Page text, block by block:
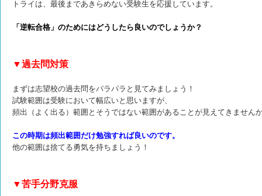
トライは、最後まであきらめない受験生を応援しています。
「逆転合格」のためにはどうしたら良いのでしょうか？
▼過去問対策
まずは志望校の過去問をパラパラと見てみましょう！
試験範囲は受験において幅広いと思いますが、
頻出（よく出る）範囲とそうではない範囲があることが見えてきません
この時期は頻出範囲だけ勉強すれば良いのです。
他の範囲は捨てる勇気を持ちましょう！
▼苦手分野克服